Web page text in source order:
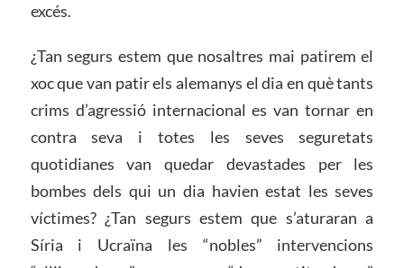
excés.
¿Tan segurs estem que nosaltres mai patirem el
xoc que van patir els alemanys el dia en què tants
crims d’agressió internacional es van tornar en
contra seva i totes les seves seguretats
quotidianes van quedar devastades per les
bombes dels qui un dia havien estat les seves
víctimes? ¿Tan segurs estem que s’aturaran a
Síria i Ucraïna les “nobles” intervencions